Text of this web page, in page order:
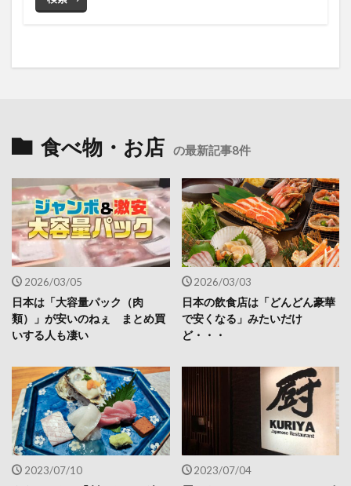
食べ物・お店 の最新記事8件
2026/03/05
日本は「大容量パック（肉
類）」が安いのねぇ まとめ買
いする人も凄い
2026/03/03
日本の飲食店は「どんどん豪華
で安くなる」みたいだけ
ど・・・
2023/07/10 2023/07/04